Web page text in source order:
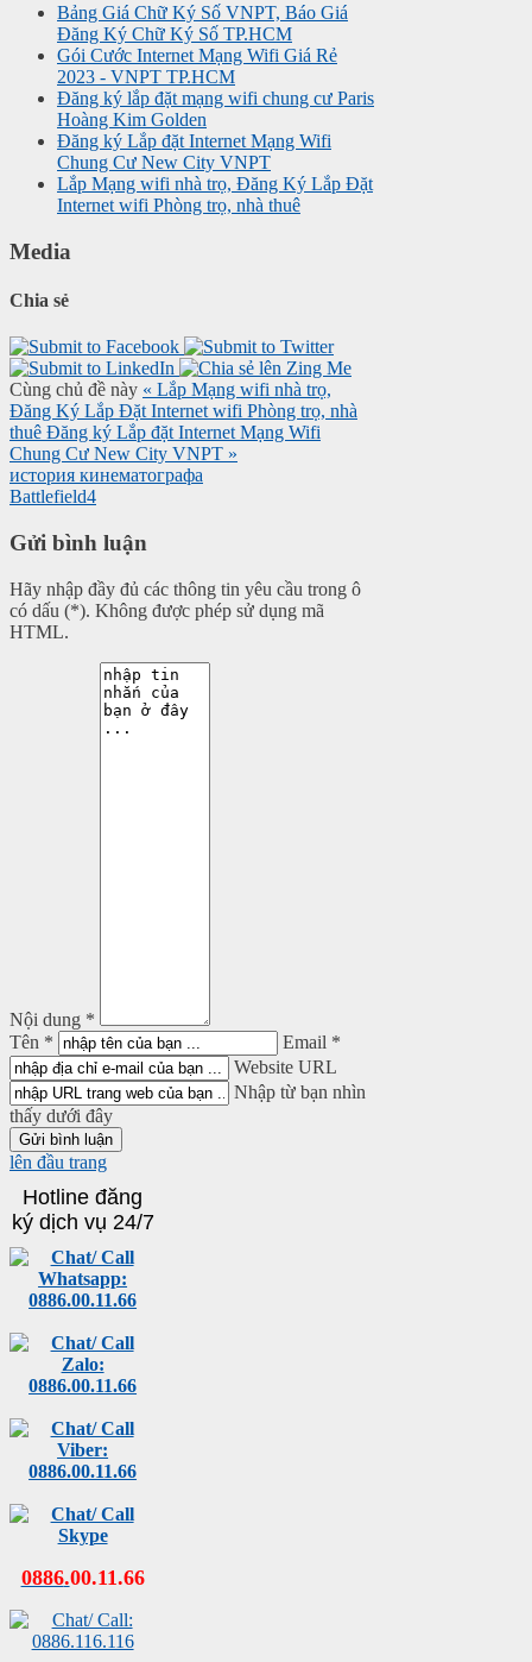
Bảng Giá Chữ Ký Số VNPT, Báo Giá
Đăng Ký Chữ Ký Số TP.HCM
Gói Cước Internet Mạng Wifi Giá Rẻ
2023 - VNPT TP.HCM
Đăng ký lắp đặt mạng wifi chung cư Paris
Hoàng Kim Golden
Đăng ký Lắp đặt Internet Mạng Wifi
Chung Cư New City VNPT
Lắp Mạng wifi nhà trọ, Đăng Ký Lắp Đặt
Internet wifi Phòng trọ, nhà thuê
Media
Chia sẻ
Cùng chủ đề này « Lắp Mạng wifi nhà trọ,
Đăng Ký Lắp Đặt Internet wifi Phòng trọ, nhà
thuê Đăng ký Lắp đặt Internet Mạng Wifi
Chung Cư New City VNPT »
история кинематографа
Battlefield4
Gửi bình luận
Hãy nhập đầy đủ các thông tin yêu cầu trong ô
có dấu (*). Không được phép sử dụng mã
HTML.
Nội dung *
Tên *
Email *
Website URL
Nhập từ bạn nhìn
thấy dưới đây
lên đầu trang
Hotline đăng
ký dịch vụ 24/7
0886.00.11.66